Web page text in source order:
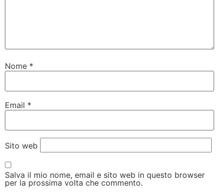
Nome *
Email *
Sito web
Salva il mio nome, email e sito web in questo browser
per la prossima volta che commento.